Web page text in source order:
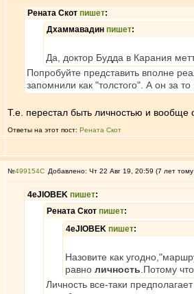
Рената Скот пишет:
Дхаммавадин пишет:
Да, доктор Будда в Карания
Попробуйте представить вполне
запомнили как "толстого". А он за
Т.е. перестал быть личностью и
Ответы на этот пост: Рената Скот
№499154 Добавлено: Чт 22 Авг 19, 20:59 (7 лет
4eJIOBEK пишет:
Рената Скот пишет:
4eJIOBEK пишет:
Назовите как
равно личность .Потому
Личность все-таки